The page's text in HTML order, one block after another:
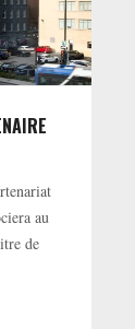
au
de